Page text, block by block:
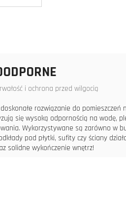
i ochrona przed wilgocią
rozwiązanie do pomieszczeń
się wysoką odpornością na wodę,
Wykorzystywane są zarówno w
pod płytki, sufity czy ściany
solidne wykończenie wnętrz!